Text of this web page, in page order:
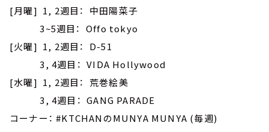
[月曜] 1, 2週目： 中田陽菜子
3~5週目： Offo tokyo
[火曜] 1, 2週目： D-51
3, 4週目： VIDA Hollywood
[水曜] 1, 2週目： 荒巻絵美
3, 4週目： GANG PARADE
コーナー： #KTCHANのMUNYA MUNYA (毎週)